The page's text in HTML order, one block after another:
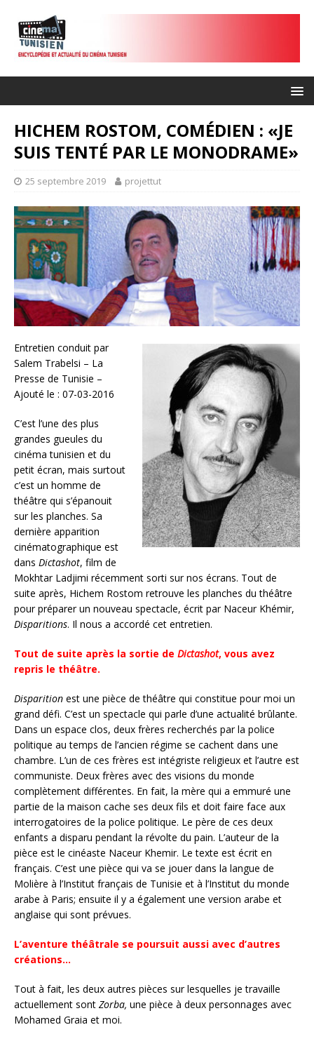
HICHEM ROSTOM, COMÉDIEN : «JE
SUIS TENTÉ PAR LE MONODRAME»
25 septembre 2019 projettut
Entretien conduit par
Salem Trabelsi – La
Presse de Tunisie –
Ajouté le : 07-03-2016
C’est l’une des plus
grandes gueules du
cinéma tunisien et du
petit écran, mais surtout
c’est un homme de
théâtre qui s’épanouit
sur les planches. Sa
dernière apparition
cinématographique est
dans Dictashot, film de
Mokhtar Ladjimi récemment sorti sur nos écrans. Tout de
suite après, Hichem Rostom retrouve les planches du théâtre
pour préparer un nouveau spectacle, écrit par Naceur Khémir,
Disparitions. Il nous a accordé cet entretien.
Tout de suite après la sortie de Dictashot, vous avez
repris le théâtre.
Disparition est une pièce de théâtre qui constitue pour moi un
grand défi. C’est un spectacle qui parle d’une actualité brûlante.
Dans un espace clos, deux frères recherchés par la police
politique au temps de l’ancien régime se cachent dans une
chambre. L’un de ces frères est intégriste religieux et l’autre est
communiste. Deux frères avec des visions du monde
complètement différentes. En fait, la mère qui a emmuré une
partie de la maison cache ses deux fils et doit faire face aux
interrogatoires de la police politique. Le père de ces deux
enfants a disparu pendant la révolte du pain. L’auteur de la
pièce est le cinéaste Naceur Khemir. Le texte est écrit en
français. C’est une pièce qui va se jouer dans la langue de
Molière à l’Institut français de Tunisie et à l’Institut du monde
arabe à Paris; ensuite il y a également une version arabe et
anglaise qui sont prévues.
L’aventure théâtrale se poursuit aussi avec d’autres
créations…
Tout à fait, les deux autres pièces sur lesquelles je travaille
actuellement sont Zorba, une pièce à deux personnages avec
Mohamed Graia et moi.